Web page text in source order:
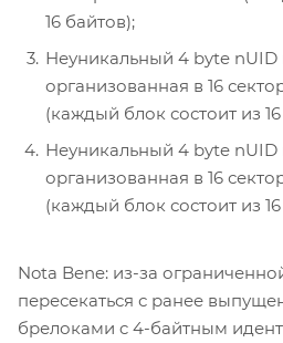
16 байтов);
Неуникальный 4 byte nUID
организованная в 16
(каждый блок состоит из
Неуникальный 4 byte nUID
организованная в 16
(каждый блок состоит из
Nota Bene: из-за
пересекаться с ранее
брелоками c 4-байтным